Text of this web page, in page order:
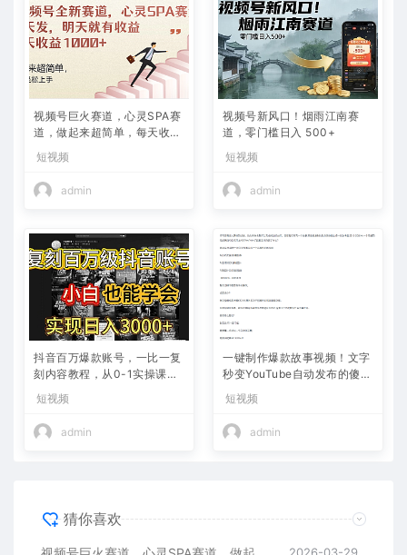
视频号巨火赛道，心灵SPA赛
道，做起来超简单，每天收益
800+
短视频
admin
视频号新风口！烟雨江南赛
道，零门槛日入 500+
短视频
admin
抖音百万爆款账号，一比一复
刻内容教程，从0-1实操课，
入10w+
短视频
admin
一键制作爆款故事视频！文字
秒变YouTube自动发布的傻瓜
短视频
admin
猜你喜欢
2026-03-29